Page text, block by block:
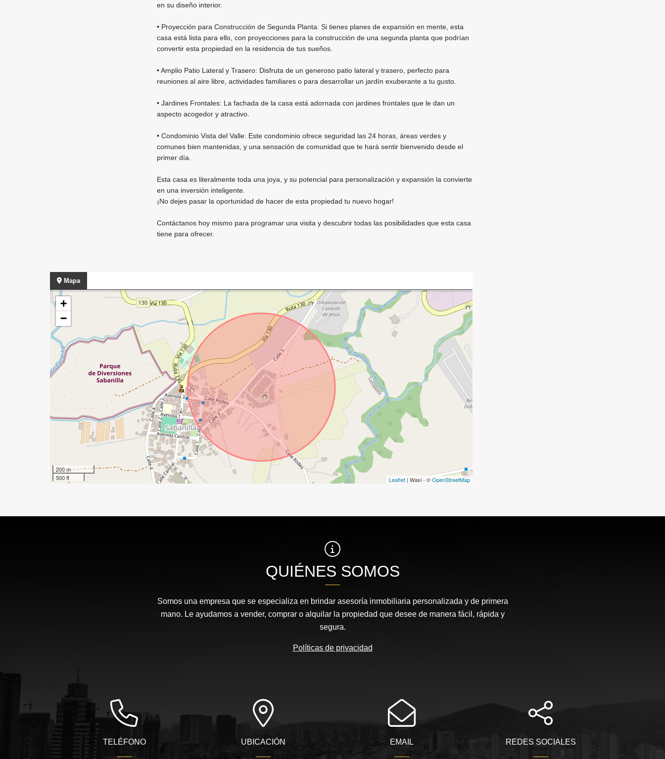
en su diseño interior.
• Proyección para Construcción de Segunda Planta: Si tienes planes de expansión en mente, esta
casa está lista para ello, con proyecciones para la construcción de una segunda planta que podrían
convertir esta propiedad en la residencia de tus sueños.
• Amplio Patio Lateral y Trasero: Disfruta de un generoso patio lateral y trasero, perfecto para
reuniones al aire libre, actividades familiares o para desarrollar un jardín exuberante a tu gusto.
• Jardines Frontales: La fachada de la casa está adornada con jardines frontales que le dan un
aspecto acogedor y atractivo.
• Condominio Vista del Valle: Este condominio ofrece seguridad las 24 horas, áreas verdes y
comunes bien mantenidas, y una sensación de comunidad que te hará sentir bienvenido desde el
primer día.
Esta casa es literalmente toda una joya, y su potencial para personalización y expansión la convierte
en una inversión inteligente.
¡No dejes pasar la oportunidad de hacer de esta propiedad tu nuevo hogar!
Contáctanos hoy mismo para programar una visita y descubrir todas las posibilidades que esta casa
tiene para ofrecer.
Mapa
+
−
200 m
500 ft
Leaflet | Wasi - ©OpenStreetMap
QUIÉNES SOMOS
Somos una empresa que se especializa en brindar asesoría inmobiliaria personalizada y de primera
mano. Le ayudamos a vender, comprar o alquilar la propiedad que desee de manera fácil, rápida y
segura.
Políticas de privacidad
TELÉFONO UBICACIÓN EMAIL REDES SOCIALES